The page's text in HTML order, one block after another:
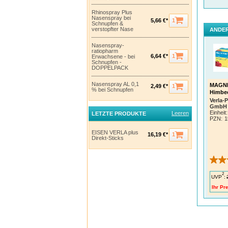
Verla-
1
Verla-
GmbH
Einheit:
PZN:
UVP
2
:
Ihr
Rhinospray Plus
Nasenspray bei
Schnupfen &
verstopfter Nase
5,66 €* 1
Nasenspray-
ratiopharm
Erwachsene - bei
Schnupfen -
DOPPELPACK
6,64 €* 1
Nasenspray AL 0,1
% bei Schnupfen
2,49 €* 1
LETZTE PRODUKTE Leeren
EISEN VERLA plus
Direkt-Sticks
16,19 €* 1